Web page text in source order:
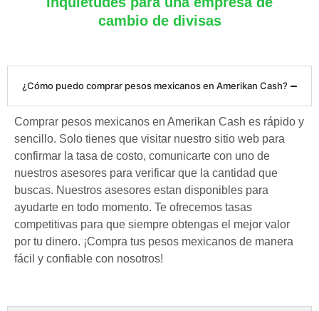
cambio de divisas
¿Cómo puedo comprar pesos mexicanos en Amerikan Cash?
Comprar pesos mexicanos en Amerikan Cash es rápido y
sencillo. Solo tienes que visitar nuestro sitio web para
confirmar la tasa de costo, comunicarte con uno de
nuestros asesores para verificar que la cantidad que
buscas. Nuestros asesores estan disponibles para
ayudarte en todo momento. Te ofrecemos tasas
competitivas para que siempre obtengas el mejor valor
por tu dinero. ¡Compra tus pesos mexicanos de manera
fácil y confiable con nosotros!